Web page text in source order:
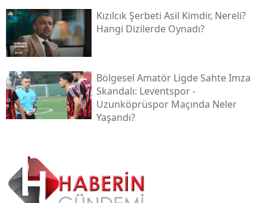
Kızılcık Şerbeti Asil Kimdir, Nereli?
Hangi Dizilerde Oynadı?
Bölgesel Amatör Ligde Sahte Imza
Skandalı: Leventspor -
Uzunköprüspor Maçında Neler
Yaşandı?